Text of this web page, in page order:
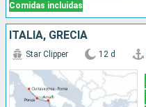
Comidas incluidas
ITALIA, GRECIA
Star Clipper 12 d